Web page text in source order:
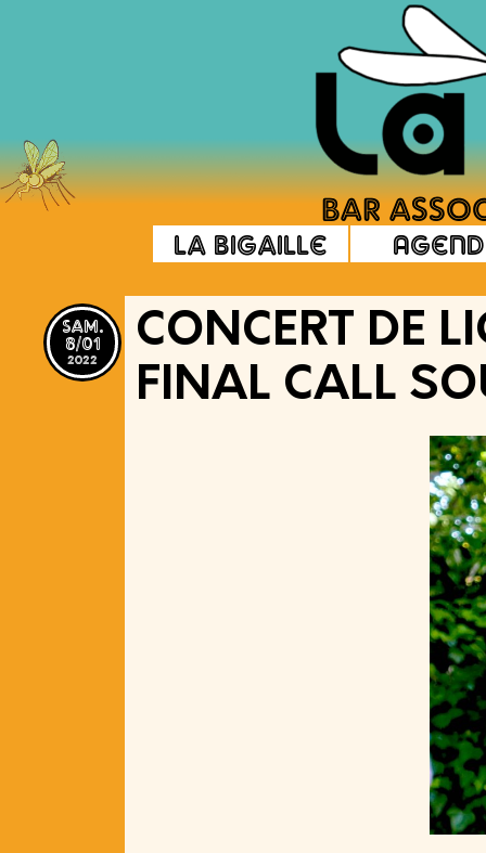
La Bigaille
sam.
8/01
2022
CONCERT DE
FINAL CALL